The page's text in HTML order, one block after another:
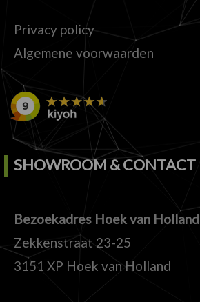
Privacy policy
Algemene voorwaarden
SHOWROOM & CONTACT
Bezoekadres Hoek van Holland
Zekkenstraat 23-25
3151 XP Hoek van Holland